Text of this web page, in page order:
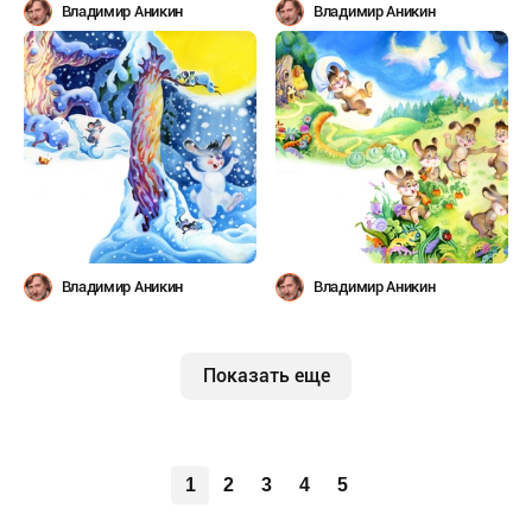
Владимир Аникин Владимир Аникин
Владимир Аникин Владимир Аникин
Показать еще
1 2 3 4 5